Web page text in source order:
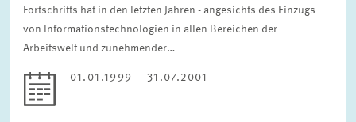
Fortschritts hat in den letzten Jahren - angesichts des Einzugs
von Informationstechnologien in allen Bereichen der
Arbeitswelt und zunehmender…
01.01.1999 – 31.07.2001